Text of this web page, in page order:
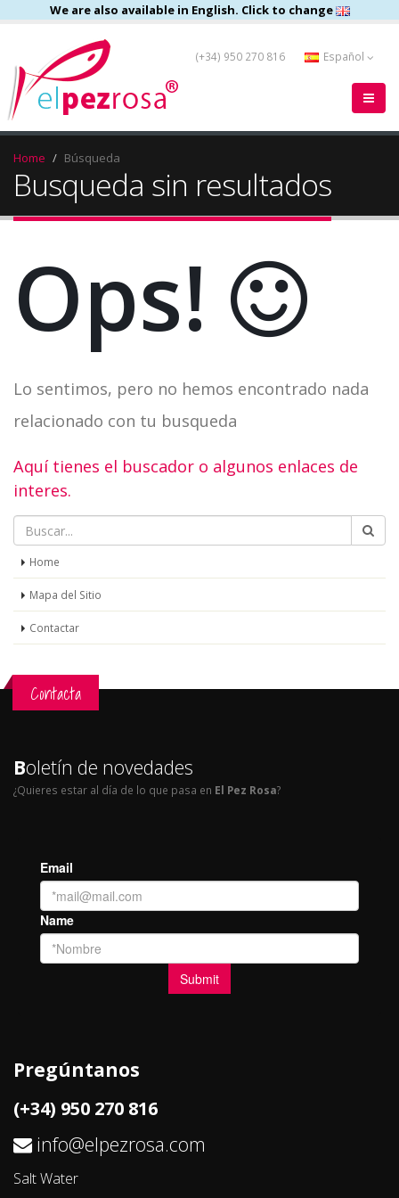
We are also available in English. Click to change
(+34) 950 270 816 Español
Home Búsqueda
Busqueda sin resultados
Ops!
Lo sentimos, pero no hemos encontrado nada
relacionado con tu busqueda
Aquí tienes el buscador o algunos enlaces de
interes.
Home
Mapa del Sitio
Contactar
Contacta
Boletín de novedades
¿Quieres estar al día de lo que pasa en El Pez Rosa?
Pregúntanos
(+34) 950 270 816
info@elpezrosa.com
Salt Water